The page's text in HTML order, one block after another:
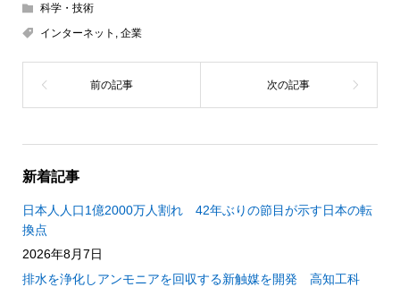
科学・技術
インターネット
企業
新着記事
日本人人口1億2000万人割れ 42年ぶりの節目が示す日本の転
換点
2026年8月7日
排水を浄化しアンモニアを回収する新触媒を開発 高知工科